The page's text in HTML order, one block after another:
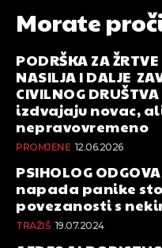
Morate
PODRŠKA ZA
NASILJA I DALJE
CIVILNOG
izdvajaju novac,
nepravovremeno
PROMJENE 12.06.2026
PSIHOLOG
napada panike
povezanosti s
TRAŽIŠ 19.07.2024